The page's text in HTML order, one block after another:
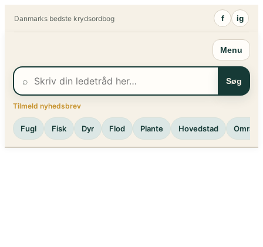
Danmarks bedste krydsordbog f ig
Menu
⌕ Søg
Tilmeld nyhedsbrev
Fugl Fisk Dyr Flod Plante Hovedstad Område